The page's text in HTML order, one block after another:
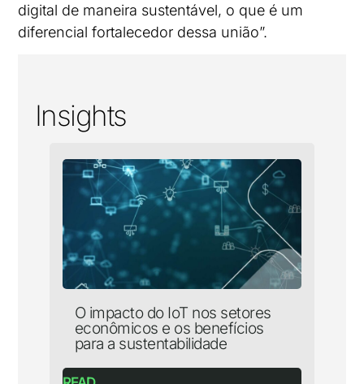
digital de maneira sustentável, o que é um
diferencial fortalecedor dessa união”.
Insights
O impacto do IoT nos setores
econômicos e os benefícios
para a sustentabilidade